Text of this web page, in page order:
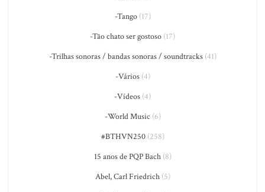
-Tango(17)
-Tão chato ser gostoso (17)
-Trilhas sonoras / bandas sonoras / soundtracks(41)
-Vários(4)
-Vídeos (4)
-World Music (6)
#BTHVN250(258)
15 anos de PQP Bach(8)
Abel, Carl Friedrich(5)